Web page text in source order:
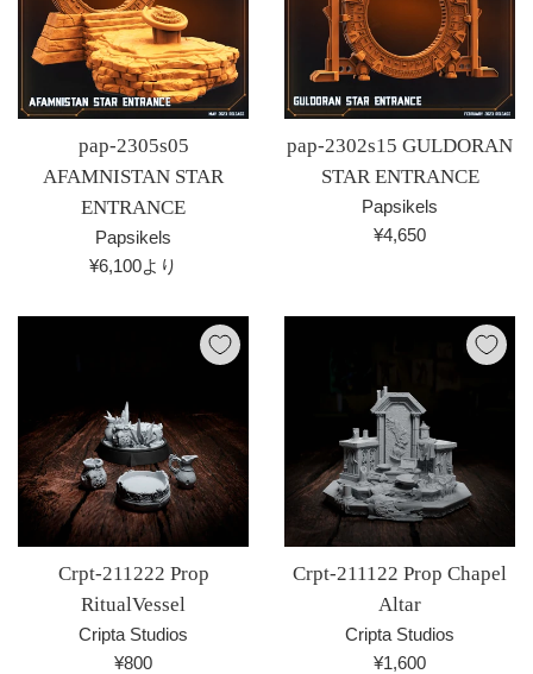
pap-2305s05
AFAMNISTAN STAR
ENTRANCE
Papsikels
¥6,100より
pap-2302s15 GULDORAN
STAR ENTRANCE
Papsikels
通
格
¥4,650
Crpt-211222 Prop
RitualVessel
Cripta Studios
通
¥800
Crpt-211122 Prop Chapel
Altar
Cripta Studios
通
¥1,600